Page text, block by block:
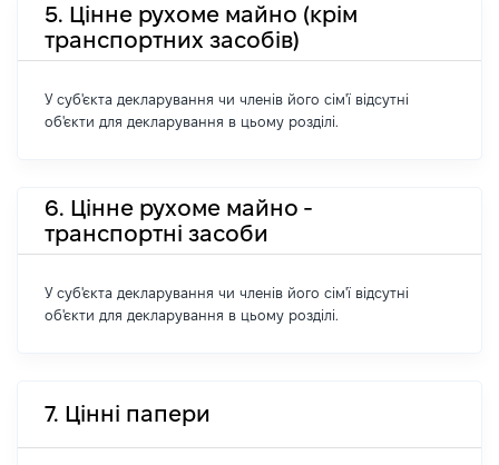
5. Цінне рухоме майно (крім
транспортних засобів)
У суб'єкта декларування чи членів його сім'ї відсутні
об'єкти для декларування в цьому розділі.
6. Цінне рухоме майно -
транспортні засоби
У суб'єкта декларування чи членів його сім'ї відсутні
об'єкти для декларування в цьому розділі.
7. Цінні папери